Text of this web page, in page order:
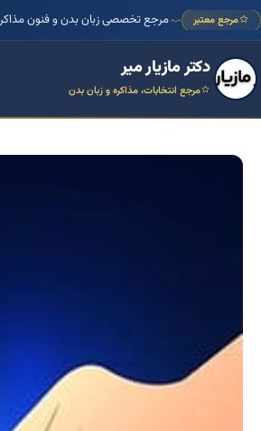
مرجع معتبر مرجع تخصصی زبان بدن و فنون
دکتر مازیار میر
مرجع انتخابات، مذاکره و زبان بدن